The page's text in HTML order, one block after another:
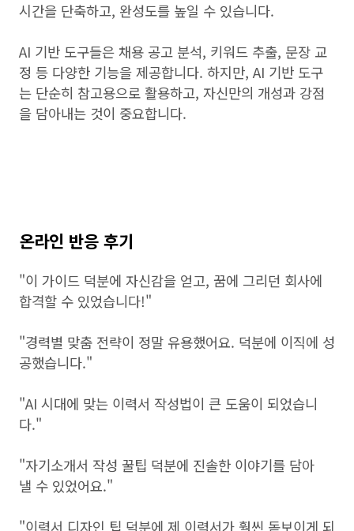
시간을 단축하고, 완성도를 높일 수 있습니다.
AI 기반 도구들은 채용 공고 분석, 키워드 추출, 문장 교
정 등 다양한 기능을 제공합니다. 하지만, AI 기반 도구
는 단순히 참고용으로 활용하고, 자신만의 개성과 강점
을 담아내는 것이 중요합니다.
온라인 반응 후기
"이 가이드 덕분에 자신감을 얻고, 꿈에 그리던 회사에
합격할 수 있었습니다!"
"경력별 맞춤 전략이 정말 유용했어요. 덕분에 이직에 성
공했습니다."
"AI 시대에 맞는 이력서 작성법이 큰 도움이 되었습니
다."
"자기소개서 작성 꿀팁 덕분에 진솔한 이야기를 담아
낼 수 있었어요."
"이력서 디자인 팁 덕분에 제 이력서가 훨씬 돋보이게 되